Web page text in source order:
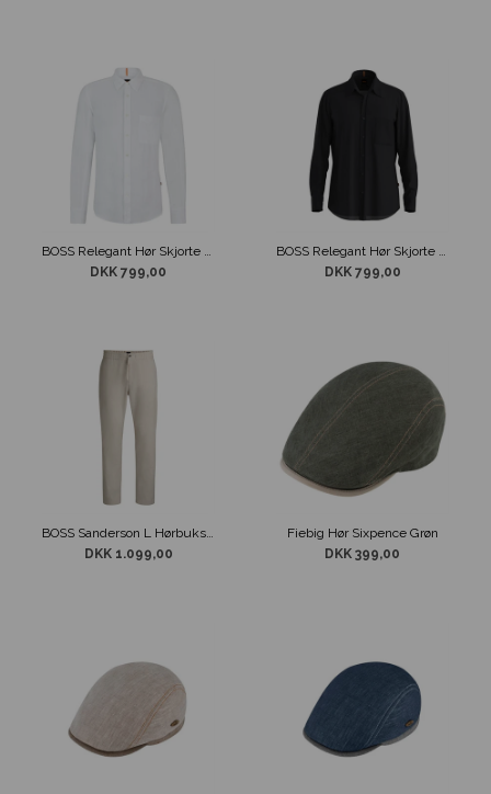
BOSS Relegant Hør Skjorte Hvid
DKK 799,00
BOSS Relegant Hør Skjorte Sort
DKK 799,00
BOSS Sanderson L Hørbukser Sandfarvet
DKK 1.099,00
Fiebig Hør Sixpence Grøn
DKK 399,00